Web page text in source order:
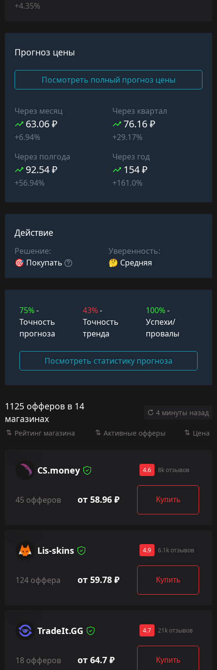
+4.35%
Прогноз цены
Посмотреть полный прогноз цены
Через месяц
63.06 ₽
+6.94%
Через квартал
76.16 ₽
+29.17%
Через полгода
92.54 ₽
+56.94%
Через год
154 ₽
+161.0%
Действие
Решение:
🎯 Покупать
Уверенность:
🤔 Средняя
75%-
Точность
прогноза
43%-
Точность
тренда
100%-
Успехи/
провалы
Посмотреть статистику прогноза
1125 офферов в 14
магазинах
4 минуты назад
Рейтинг магазина Активные офферы Цена
CS.money 4.6 8k отзывов
45 офферов от 58.96 ₽ Купить
Lis-skins 4.9 6.1k отзывов
124 оффера от 59.78 ₽ Купить
TradeIt.GG 4.7 21k отзывов
18 офферов от 64.7 ₽ Купить